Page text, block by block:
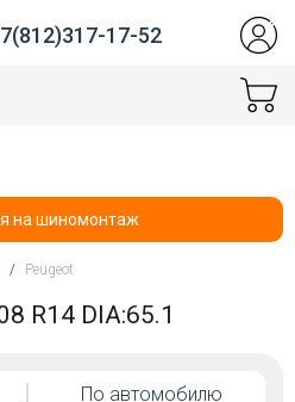
17-52
на шиномонтаж
/ Peugeot
R14 DIA:65.1
По автомобилю